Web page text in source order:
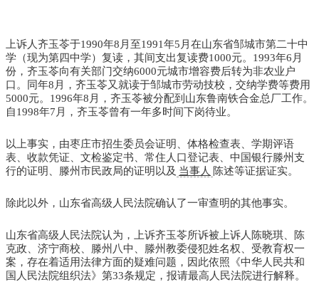
上诉人齐玉苓于1990年8月至1991年5月在山东省邹城市第二十中
学（现为第四中学）复读，其间支出复读费1000元。1993年6月
份，齐玉苓向有关部门交纳6000元城市增容费后转为非农业户
口。同年8月，齐玉苓又就读于邹城市劳动技校，交纳学费等费用
5000元。1996年8月，齐玉苓被分配到山东鲁南铁合金总厂工作。
自1998年7月，齐玉苓曾有一年多时间下岗待业。
以上事实，由枣庄市招生委员会证明、体格检查表、学期评语
表、收款凭证、文检鉴定书、常住人口登记表、中国银行滕州支
行的证明、滕州市民政局的证明以及 当事人 陈述等证据证实。
除此以外，山东省高级人民法院确认了一审查明的其他事实。
山东省高级人民法院认为，上诉齐玉苓所诉被上诉人陈晓琪、陈
克政、济宁商校、滕州八中、滕州教委侵犯姓名权、受教育权一
案，存在着适用法律方面的疑难问题，因此依照《中华人民共和
国人民法院组织法》第33条规定，报请最高人民法院进行解释。